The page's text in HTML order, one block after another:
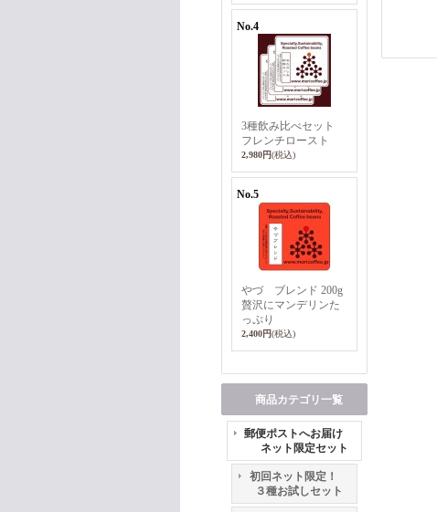
No.4
3種飲み比べセット
フレンチロースト
2,980円(税込)
No.5
やづ ブレンド 200g
贅沢にマンデリンた
っぷり
2,400円(税込)
商品カテゴリ一覧
郵便ポストへお届け
ネット限定セット
初回ネット限定！
３種お試しセット